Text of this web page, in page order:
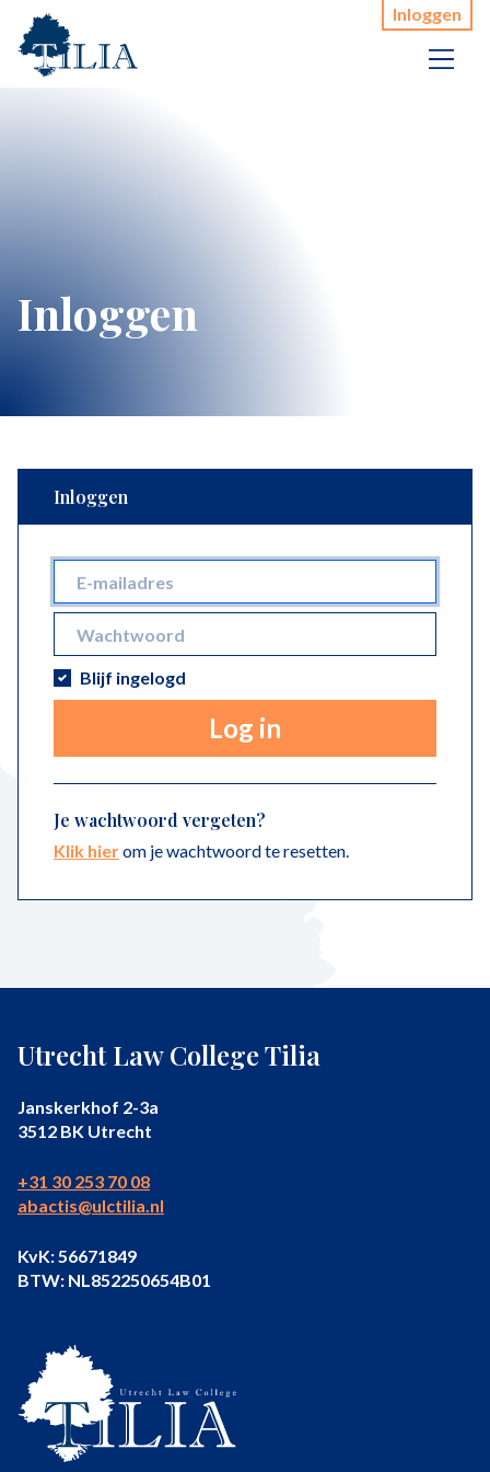
Inloggen
Inloggen
Inloggen
Blijf ingelogd
Log in
Je wachtwoord vergeten?
Klik hierom je wachtwoord te resetten.
Utrecht Law College Tilia
Janskerkhof 2-3a
3512 BK Utrecht
+31 30 253 70 08
abactis@ulctilia.nl
KvK: 56671849
BTW: NL852250654B01